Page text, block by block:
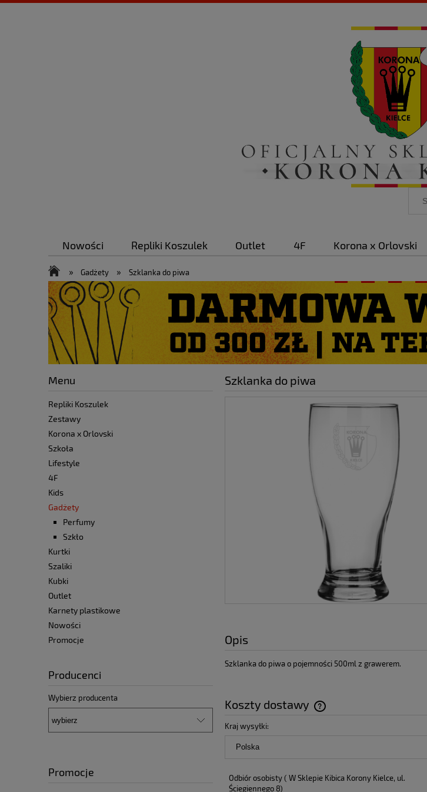
Nowości Repliki Koszulek Outlet 4F Korona x Orlovski
Zestawy
Kurtki Promocje
» Gadżety » Szklanka do piwa
Menu
Repliki Koszulek
Zestawy
Korona x Orlovski
Szkoła
Lifestyle
4F
Kids
Gadżety
Perfumy
Szkło
Kurtki
Szaliki
Kubki
Outlet
Karnety plastikowe
Nowości
Promocje
Producenci
Wybierz producenta
Promocje
Szklanka do piwa
Opis
Szklanka do piwa o pojemności 500ml z grawerem.
Koszty dostawy
Kraj wysyłki:
Odbiór osobisty( W Sklepie Kibica Korony Kielce, ul.
Ściegiennego 8)